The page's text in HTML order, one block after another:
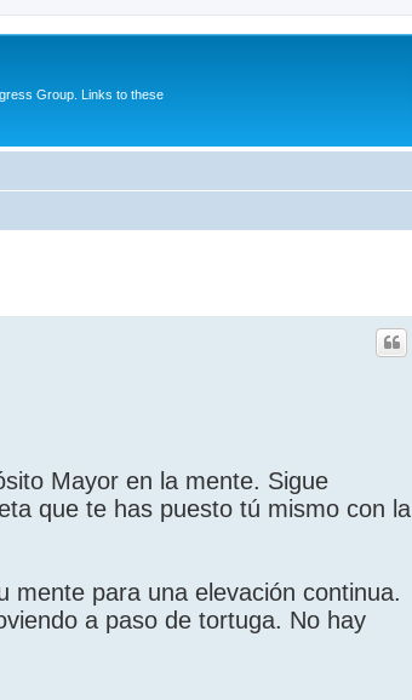
Group. Links to these
Mayor en la mente. Sigue
que te has puesto tú mismo con la
mente para una elevación continua.
a paso de tortuga. No hay